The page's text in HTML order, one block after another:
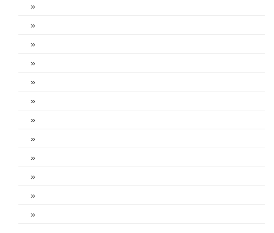
»
»
»
»
»
»
»
»
»
»
»
»